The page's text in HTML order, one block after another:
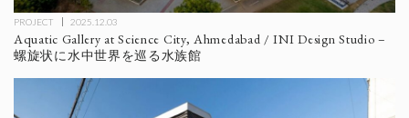
PROJECT 2025.12.03
Aquatic Gallery at Science City, Ahmedabad / INI Design Studio –
螺旋状に水中世界を巡る水族館